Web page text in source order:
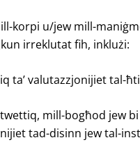
korpi u/jew mill-
irreklutat fih, inklużi:
ta’ valutazzjonijiet tal-
mill-bogħod jew
tad-disinn jew tal-